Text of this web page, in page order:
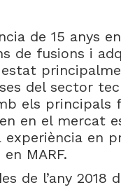
de 15 anys
de fusions i
del sector
els principals
en el mercat
en
MARF.
de l’any